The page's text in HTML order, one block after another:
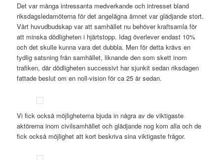
Det var många intressanta medverkande och intresset bland
riksdagsledamöterna för det angelägna ämnet var glädjande stort.
Vårt huvudbudskap var att samhället nu behöver kraftsamla för
att minska dödligheten i hjärtstopp. Idag överlever endast 10%
och det skulle kunna vara det dubbla. Men för detta krävs en
tydlig satsning från samhället, liknande den som skett inom
trafiken, där dödligheten successivt har sjunkit sedan riksdagen
fattade beslut om en noll-vision för ca 25 år sedan.
Vi fick också möjligheterna bjuda in några av de viktigaste
aktörerna inom civilsamhället och glädjande nog kom alla och de
fick också möjlighet att kort beskriva sina viktigaste frågor.